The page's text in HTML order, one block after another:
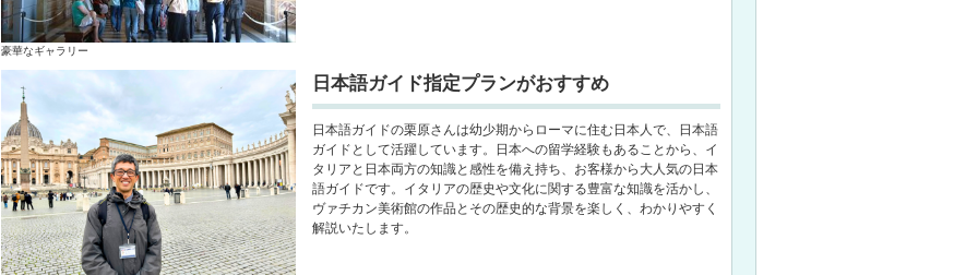
豪華なギャラリー
日本語ガイド指定プランがおすすめ
日本語ガイドの栗原さんは幼少期からローマに住む日本人で、日本語
ガイドとして活躍しています。日本への留学経験もあることから、イ
タリアと日本両方の知識と感性を備え持ち、お客様から大人気の日本
語ガイドです。イタリアの歴史や文化に関する豊富な知識を活かし、
ヴァチカン美術館の作品とその歴史的な背景を楽しく、わかりやすく
解説いたします。